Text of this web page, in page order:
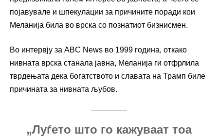
појавувале и шпекулации за причините поради кои
Меланија била во врска со познатиот бизнисмен.
Во интервју за ABC News во 1999 година, откако
нивната врска станала јавна, Меланија ги отфрлила
тврдењата дека богатството и славата на Трамп биле
причината за нивната љубов.
„Луѓето што го кажуваат тоа